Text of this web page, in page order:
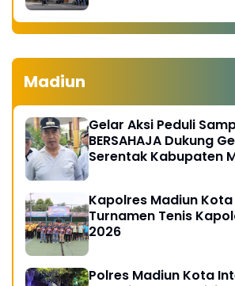
Madiun
Gelar Aksi Peduli
BERSAHAJA Dukung
Serentak Kabupaten
Kapolres Madiun Kota
Turnamen Tenis
2026
Polres Madiun Kota